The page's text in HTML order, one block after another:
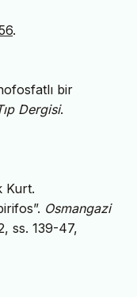
.
bir
Dergisi.
Kurt.
Osmangazi
ss. 139-47,